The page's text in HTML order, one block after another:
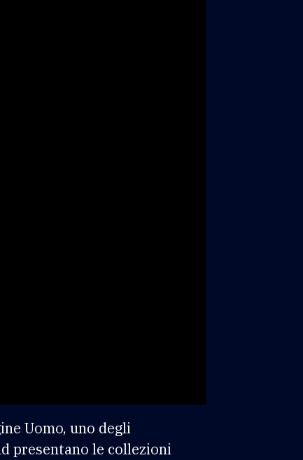
Uomo, uno degli
presentano le collezioni